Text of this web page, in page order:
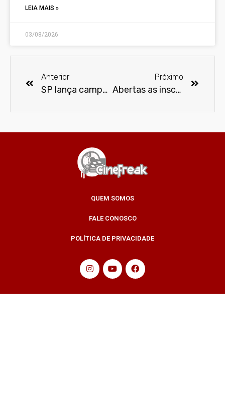
LEIA MAIS »
03/08/2026
Anterior
SP lança campanha para incentivar a vacinação infantil
Próximo
Abertas as inscrições para a 1ª Mostra de Cinema do Vale do Ribeira
QUEM SOMOS
FALE CONOSCO
POLÍTICA DE PRIVACIDADE